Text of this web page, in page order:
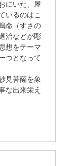
にいた、屋
いるのはこ
命（すさの
治などが彫
想をテーマ
つとなって
見菩薩を象
な出来栄え